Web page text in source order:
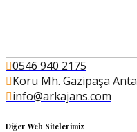
0546 940 2175
Koru Mh. Gazipaşa
info@arkajans.com
Diğer Web Sitelerimiz